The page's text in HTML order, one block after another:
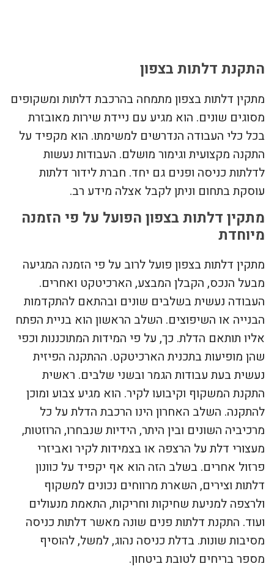
התקנת דלתות בצפון
מתקין דלתות בצפון מתמחה בהרכבת דלתות ומשקופים
מסוגים שונים. הוא מגיע עם ניידת שירות מאובזרת
בכל כלי העבודה הנדרשים למשימתו. הוא מקפיד על
התקנה מקצועית וגימור מושלם. העבודות נעשות
לדלתות כניסה ופנים גם יחד. חברת לידור דלתות
עוסקת בתחום וניתן לקבל אצלה מידע רב.
מתקין דלתות בצפון הפועל על פי הזמנה
מיוחדת
מתקין דלתות בצפון פועל לרוב על פי הזמנה המגיעה
מבעל הנכס, הקבלן המבצע, הארכיטקט ואחרים.
העבודה נעשית בשלבים שונים ובהתאם להתקדמות
הבנייה או השיפוצים. השלב הראשון הוא בניית הפתח
אליו תותאם הדלת. כך, על פי המידות המתוכננות וכפי
שהן מופיעות בתכנית הארכיטקט. ההתקנה הפיזית
נעשית בעת עבודות הגמר ובשני שלבים. ראשית
התקנת המשקוף וקיבועו לקיר. הוא מגיע צבוע ומוכן
להתקנה. השלב האחרון הינו הרכבת הדלת על כל
מרכיביה השונים ובין היתר, הידיות שנבחרו, הרוזטות,
מעצורי דלת על הרצפה או בצמידות לקיר ואביזרי
פרזול אחרים. בשלב הזה הוא אף יקפיד על כוונון
דלתות וצירים, השארת מרווחים נכונים למשקוף
ולרצפה למניעת שחיקות וחריקות, התאמת מנעולים
ועוד. התקנת דלתות פנים שונה מאשר דלתות כניסה
מסיבות שונות. בדלת כניסה נהוג, למשל, להוסיף
מספר בריחים לטובת ביטחון.